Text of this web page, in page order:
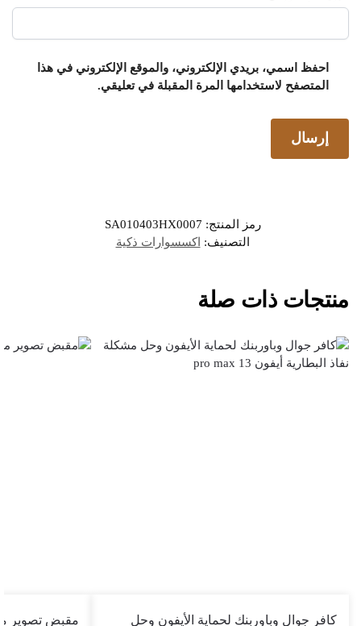
احفظ اسمي، بريدي الإلكتروني، والموقع الإلكتروني في هذا
المتصفح لاستخدامها المرة المقبلة في تعليقي.
رمز المنتج: SA010403HX0007
التصنيف: اكسسوارات ذكية
منتجات ذات صلة
كافر جوال وباوربنك لحماية الأيفون وحل مقبض تصوير مغناطيسي